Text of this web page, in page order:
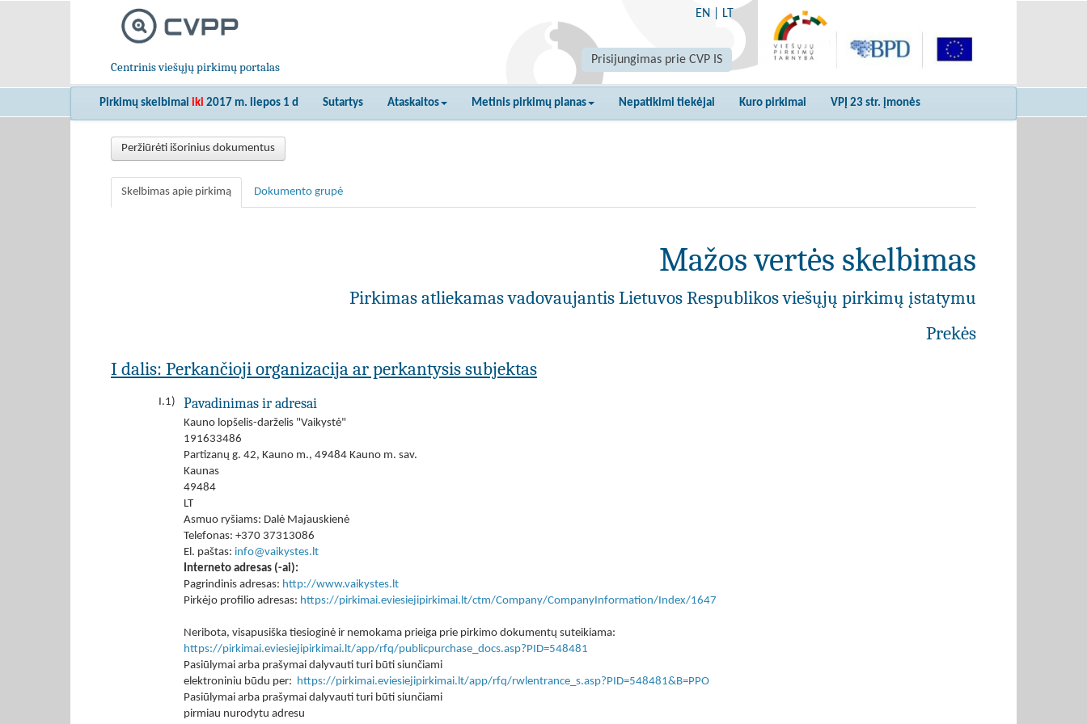
Centrinis viešųjų pirkimų portalas
EN LT
Prisijungimas prie CVP IS
Pirkimų skelbimai iki 2017 m. liepos 1 d Sutartys Ataskaitos Metinis pirkimų planas Nepatikimi tiekėjai Kuro pirkimai VPĮ 23 str. įmonės
Peržiūrėti išorinius dokumentus
Skelbimas apie pirkimą Dokumento grupė
Mažos vertės skelbimas
Pirkimas atliekamas vadovaujantis Lietuvos Respublikos viešųjų pirkimų įstatymu
Prekės
I dalis: Perkančioji organizacija ar perkantysis subjektas
I.1) Pavadinimas ir adresai
Kauno lopšelis-darželis "Vaikystė"
191633486
Partizanų g. 42, Kauno m., 49484 Kauno m. sav.
Kaunas
49484
LT
Asmuo ryšiams: Dalė Majauskienė
Telefonas: +370 37313086
El. paštas: info@vaikystes.lt
Interneto adresas (-ai):
Pagrindinis adresas: http://www.vaikystes.lt
Pirkėjo profilio adresas: https://pirkimai.eviesiejipirkimai.lt/ctm/Company/CompanyInformation/Index/1647
Neribota, visapusiška tiesioginė ir nemokama prieiga prie pirkimo dokumentų suteikiama:
https://pirkimai.eviesiejipirkimai.lt/app/rfq/publicpurchase_docs.asp?PID=548481
Pasiūlymai arba prašymai dalyvauti turi būti siunčiami
elektroniniu būdu per: https://pirkimai.eviesiejipirkimai.lt/app/rfq/rwlentrance_s.asp?PID=548481&B=PPO
Pasiūlymai arba prašymai dalyvauti turi būti siunčiami
pirmiau nurodytu adresu